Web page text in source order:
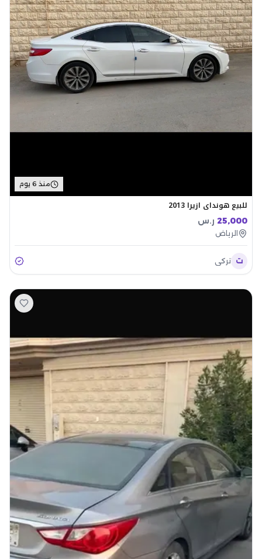
منذ 6 يوم
للبيع هونداي ازيرا 2013
25,000 ر.س
الرياض
ت تركي